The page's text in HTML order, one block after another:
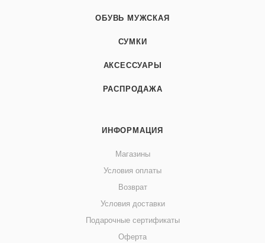
ОБУВЬ МУЖСКАЯ
СУМКИ
АКСЕССУАРЫ
РАСПРОДАЖА
ИНФОРМАЦИЯ
Магазины
Условия оплаты
Возврат
Условия доставки
Подарочные сертификаты
Оферта